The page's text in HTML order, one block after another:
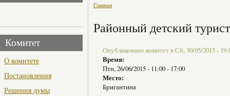
Комитет
О комитете
Постановления
Решения думы
Главная
Районный детский
Опубликовано комитет в Сб, 30/05/2015 -
Время:
Птн, 26/06/2015 - 11:00- 17:00
Место:
Бригантина